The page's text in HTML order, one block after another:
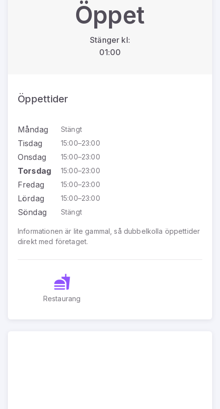
Öppet
Stänger kl:
01:00
Öppettider
Måndag Stängt
Tisdag 15:00–23:00
Onsdag 15:00–23:00
Torsdag 15:00–23:00
Fredag 15:00–23:00
Lördag 15:00–23:00
Söndag Stängt
Informationen är lite gammal, så dubbelkolla öppettider
direkt med företaget.
Restaurang